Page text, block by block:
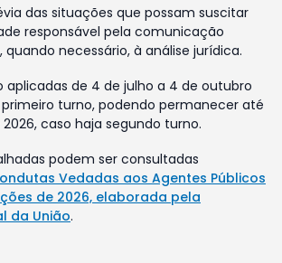
das situações que possam suscitar
responsável pela comunicação
necessário, à análise jurídica.
aplicadas de 4 de julho a 4 de outubro
turno, podendo permanecer até
caso haja segundo turno.
podem ser consultadas
Vedadas aos Agentes Públicos
de 2026, elaborada pela
da União.